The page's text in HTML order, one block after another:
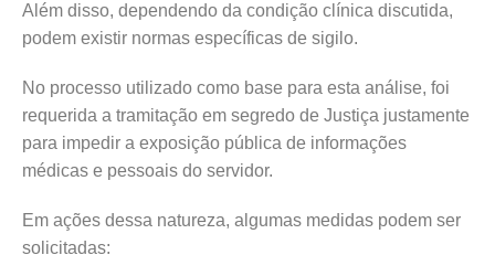
Além disso, dependendo da condição clínica discutida,
podem existir normas específicas de sigilo.
No processo utilizado como base para esta análise, foi
requerida a tramitação em segredo de Justiça justamente
para impedir a exposição pública de informações
médicas e pessoais do servidor.
Em ações dessa natureza, algumas medidas podem ser
solicitadas: